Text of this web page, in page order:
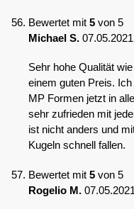
Bewertet mit 5 von 5
Michael S. 07.05.2021
Sehr hohe Qualität
einem guten Preis.
MP Formen jetzt in
sehr zufrieden mit
ist nicht anders und
Kugeln schnell fallen.
Bewertet mit 5 von 5
Rogelio M. 07.05.2021